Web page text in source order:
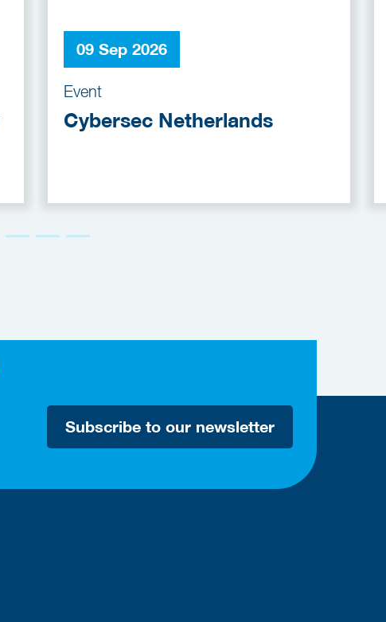
09 Sep 2026
Event
Cybersec Netherlands
Subscribe to our newsletter